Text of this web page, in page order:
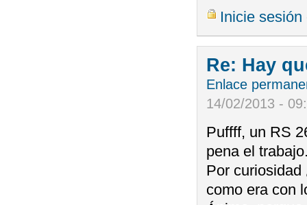
Inicie sesión
Re: Hay
Enlace
14/02/2013 -
Puffff, un RS
pena el
Por
como era con